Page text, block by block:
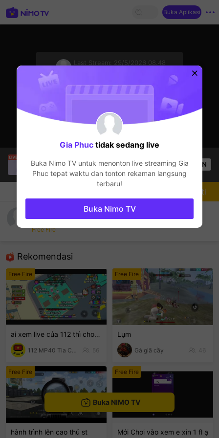
Buka Aplikasi
Last Stream:
29/5/2026 08.48
philipiptv sedang siaran langsung!
Free Fire
56 Penonton OPEN
Gia Phuc's live ff solo hs
Gia Phuc
Free Fire
Rekomendasi
Free Fire
ai xem live của 112 thì cho 112 1 follow với nha
56
Free Fire
Lụm
Gà giã cầy 46
Free Fire
hành trình lên cao thủ st
Free Fire
Mới Chơi vào xem e xin 1 fl ạ
Mengikuti
Buka NIMO TV
Gia Phuc tidak sedang live
Buka Nimo TV untuk menonton live streaming Gia
Phuc tepat waktu dan tonton rekaman langsung
terbaru!
Buka Nimo TV